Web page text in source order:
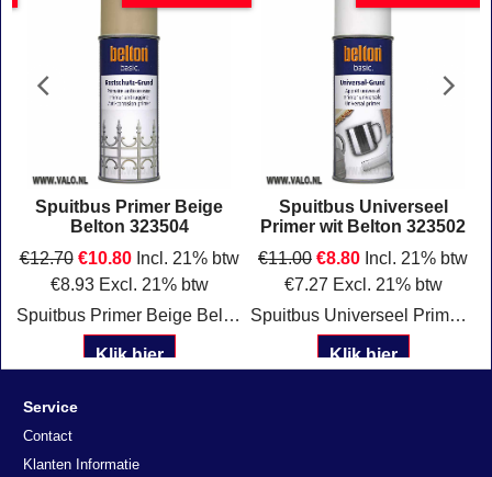
Spuitbus Primer Beige
Belton 323504
€12.70 €10.80 Incl. 21% btw
€8.93 Excl. 21% btw
Spuitbus Primer Beige Belton 323504
Klik hier
Spuitbus Universeel
Primer wit Belton 323502
€11.00 €8.80 Incl. 21% btw
€7.27 Excl. 21% btw
Spuitbus Universeel Primer wit 323502 Belton
Klik hier
Service
Contact
Klanten Informatie